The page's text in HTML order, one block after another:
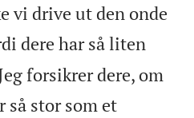
vi drive ut den onde
dere har så liten
forsikrer dere, om
så stor som et